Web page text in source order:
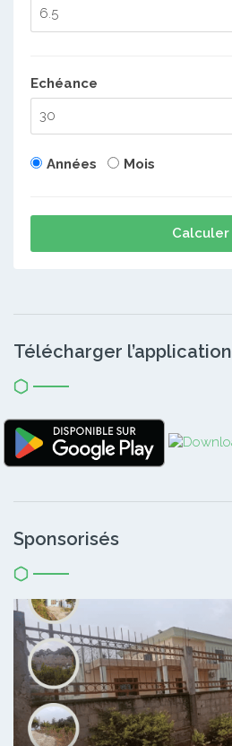
Echéance
Années Mois
Calculer
Télécharger l’application
Sponsorisés